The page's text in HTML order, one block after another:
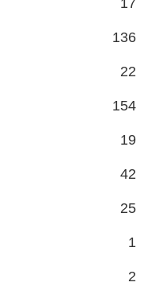
136
22
154
19
42
25
1
2